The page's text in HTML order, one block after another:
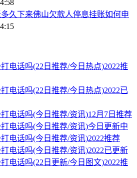
久下来佛山欠款人停息挂账如何申
电话吗(22日推荐/今日热点)2022推
电话吗(22日推荐/今日热点)2022已
电话吗(今日推荐/资讯)12月7日推荐
电话吗(今日推荐/资讯)今日更新中
电话吗(今日推荐/资讯)2022推荐
电话吗(今日推荐/资讯)2022已更新
电话吗(22日更新/今日图文)2022推